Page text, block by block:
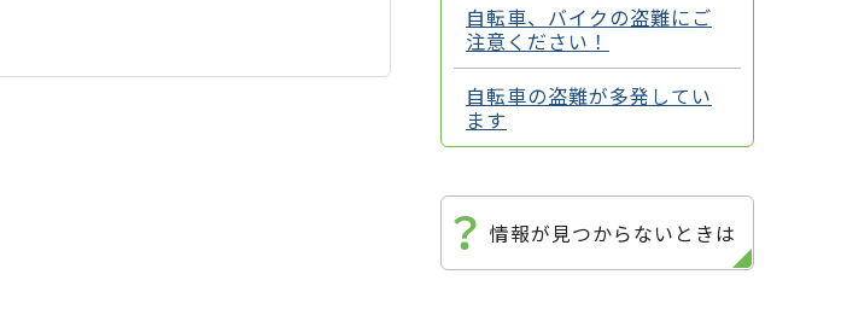
自転車、バイクの盗難にご
注意ください！
自転車の盗難が多発してい
ます
情報が見つからないときは